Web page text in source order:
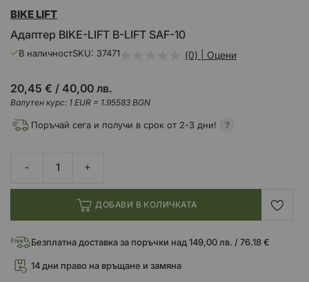
към
на
галерия
Адаптер BIKE-LIFT B-LIFT SAF-10
BIKE LIFT
В наличностSKU 37471 (0) | Оцени
20,45 € / 40,00 лв.
Валутен курс: 1 EUR = 1.95583 BGN
Поръчай сега и получи в срок от 2-3 дни!
ДОБАВИ В КОЛИЧКАТА
Безплатна доставка за поръчки над 149,00 лв. / 76.18 €
14 дни право на връщане и замяна